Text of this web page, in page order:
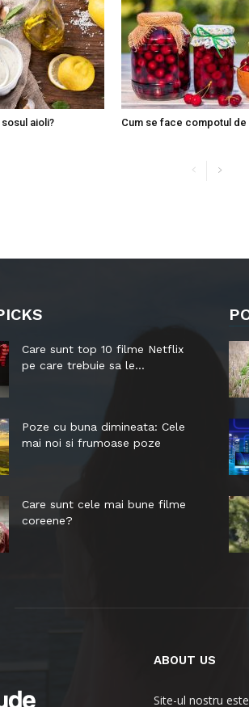
aioli? Cum se face compotul
Care sunt top 10 filme Netflix
pe care trebuie sa le...
Poze cu buna dimineata: Cele
mai noi si frumoase poze
Care sunt cele mai bune filme
coreene?
ABOUT US
Site-ul nostru